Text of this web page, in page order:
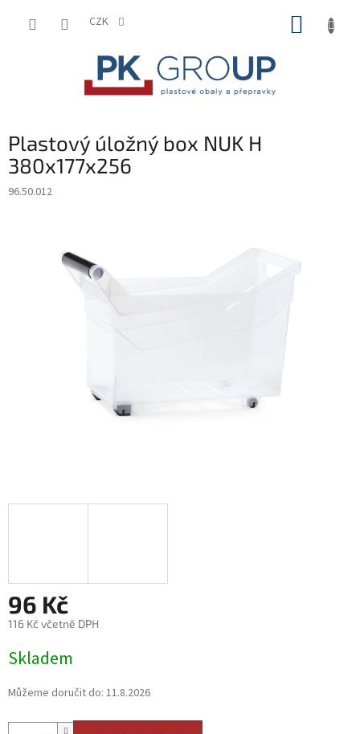
CZK
Plastový úložný box NUK H
380x177x256
96.50.012
96 Kč
116 Kč včetně DPH
cena:
Skladem
Můžeme doručit do: 11.8.2026